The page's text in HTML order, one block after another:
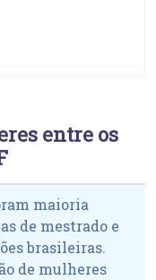
entre os
maioria
de mestrado e
brasileiras.
de mulheres